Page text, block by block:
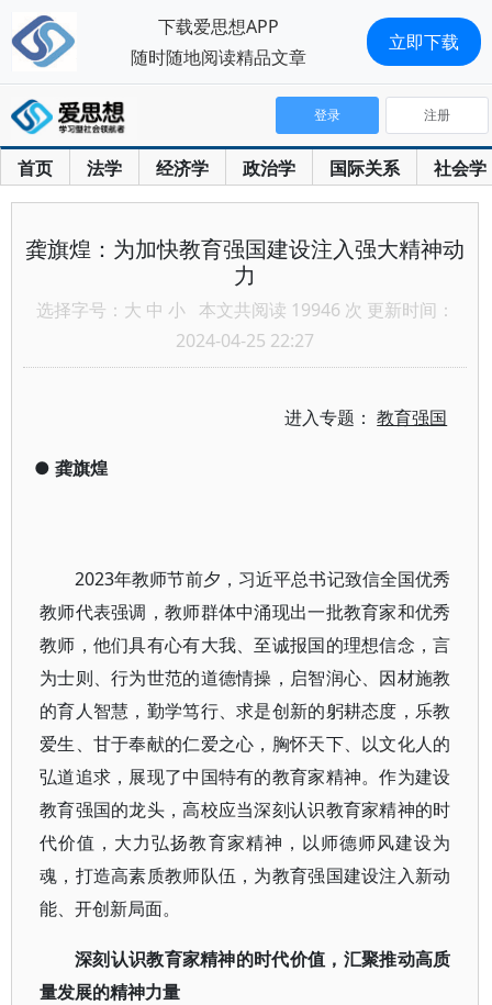
首页 法学 经济学 政治学 国际关系 社会学
登录 注册
龚旗煌：为加快教育强国建设注入强大精神动
力
选择字号： 大 中 小 本文共阅读 19946 次 更新时间：
2024-04-25 22:27
进入专题：教育强国
●龚旗煌
2023年教师节前夕，习近平总书记致信全国优秀
教师代表强调，教师群体中涌现出一批教育家和优秀
教师，他们具有心有大我、至诚报国的理想信念，言
为士则、行为世范的道德情操，启智润心、因材施教
的育人智慧，勤学笃行、求是创新的躬耕态度，乐教
爱生、甘于奉献的仁爱之心，胸怀天下、以文化人的
弘道追求，展现了中国特有的教育家精神。作为建设
教育强国的龙头，高校应当深刻认识教育家精神的时
代价值，大力弘扬教育家精神，以师德师风建设为
魂，打造高素质教师队伍，为教育强国建设注入新动
能、开创新局面。
深刻认识教育家精神的时代价值，汇聚推动高质
量发展的精神力量
下载爱思想APP
随时随地阅读精品文章
立即下载